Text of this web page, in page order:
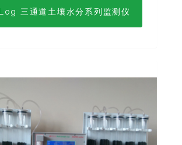
三通道土壤水分系列监测仪